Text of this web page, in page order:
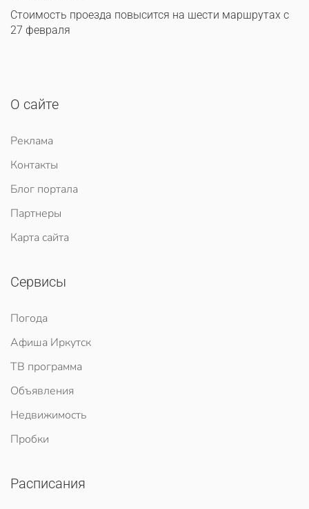
Стоимость проезда повысится на шести маршрутах с
27 февраля
О сайте
Реклама
Контакты
Блог портала
Партнеры
Карта сайта
Сервисы
Погода
Афиша Иркутск
ТВ программа
Объявления
Недвижимость
Пробки
Расписания